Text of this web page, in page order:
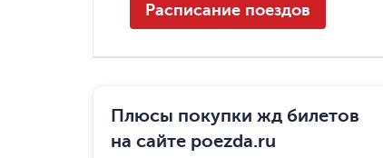
Расписание поездов
Плюсы покупки жд билетов
на сайте poezda.ru